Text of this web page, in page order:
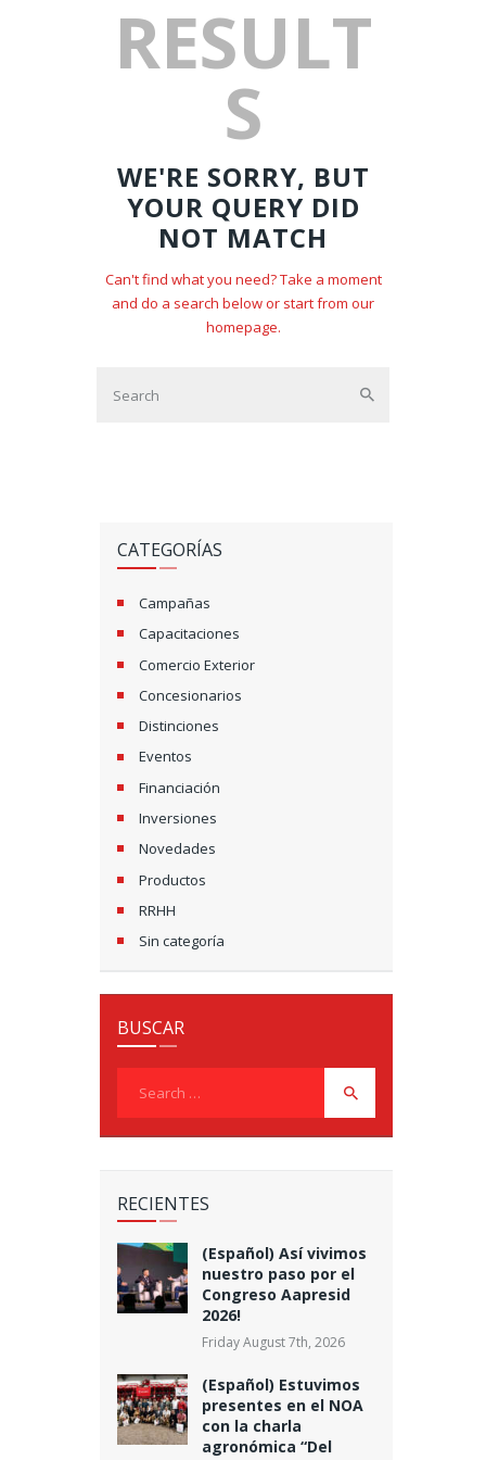
RESULT
S
WE'RE SORRY, BUT
YOUR QUERY DID
NOT MATCH
Can't find what you need? Take a moment
and do a search below or start from our
homepage.
CATEGORÍAS
Campañas
Capacitaciones
Comercio Exterior
Concesionarios
Distinciones
Eventos
Financiación
Inversiones
Novedades
Productos
RRHH
Sin categoría
BUSCAR
RECIENTES
(Español) Así vivimos
nuestro paso por el
Congreso Aapresid
2026!
Friday August 7th, 2026
(Español) Estuvimos
presentes en el NOA
con la charla
agronómica “Del